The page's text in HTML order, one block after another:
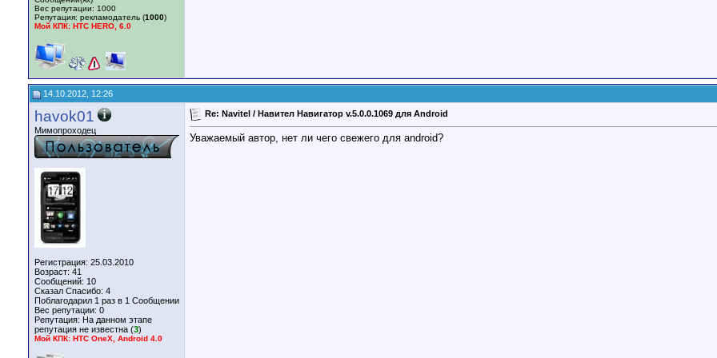
Вес репутации: 1000
Репутация: рекламодатель (1000)
Мой КПК: HTC HERO, 6.0
14.10.2012, 12:26
havok01
Мимопроходец
Регистрация: 25.03.2010
Возраст: 41
Сообщений: 10
Сказал Спасибо: 4
Поблагодарил 1 раз в 1 Сообщении
Вес репутации: 0
Репутация: На данном этапе
репутация не известна (3)
Мой КПК: HTC OneX, Android 4.0
Re: Navitel / Навител Навигатор v.5.0.0.1069 для Android
Уважаемый автор, нет ли чего свежего для android?